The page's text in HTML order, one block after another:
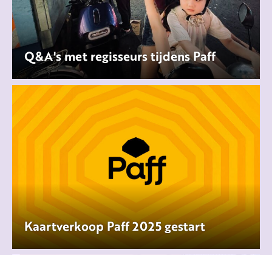
Q&A's met regisseurs tijdens Paff
Kaartverkoop Paff 2025 gestart